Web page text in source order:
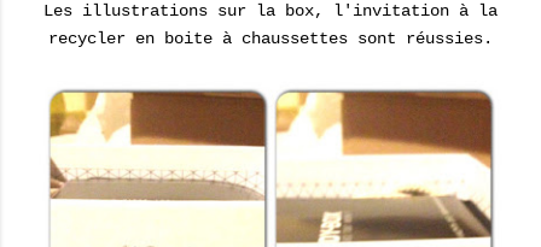
Les illustrations sur la box, l'invitation à la
recycler en boite à chaussettes sont réussies.